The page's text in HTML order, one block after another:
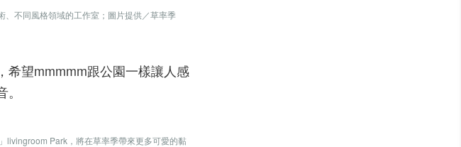
不同風格領域的工作室；圖片提供／草率季
希望mmmmm跟公園一樣讓人感
livingroom Park，將在草率季帶來更多可愛的黏